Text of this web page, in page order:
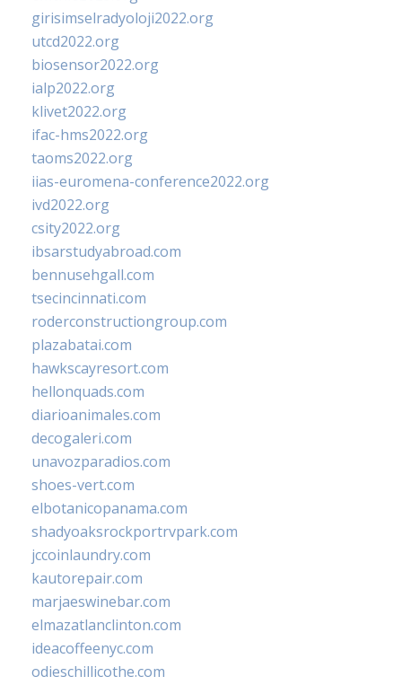
girisimselradyoloji2022.org
utcd2022.org
biosensor2022.org
ialp2022.org
klivet2022.org
ifac-hms2022.org
taoms2022.org
iias-euromena-conference2022.org
ivd2022.org
csity2022.org
ibsarstudyabroad.com
bennusehgall.com
tsecincinnati.com
roderconstructiongroup.com
plazabatai.com
hawkscayresort.com
hellonquads.com
diarioanimales.com
decogaleri.com
unavozparadios.com
shoes-vert.com
elbotanicopanama.com
shadyoaksrockportrvpark.com
jccoinlaundry.com
kautorepair.com
marjaeswinebar.com
elmazatlanclinton.com
ideacoffeenyc.com
odieschillicothe.com